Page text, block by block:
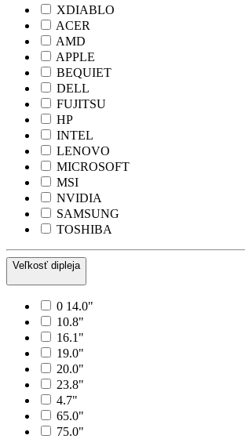
XDIABLO
ACER
AMD
APPLE
BEQUIET
DELL
FUJITSU
HP
INTEL
LENOVO
MICROSOFT
MSI
NVIDIA
SAMSUNG
TOSHIBA
Veľkosť dipleja
0 14.0"
10.8"
16.1"
19.0"
20.0"
23.8"
4.7"
65.0"
75.0"